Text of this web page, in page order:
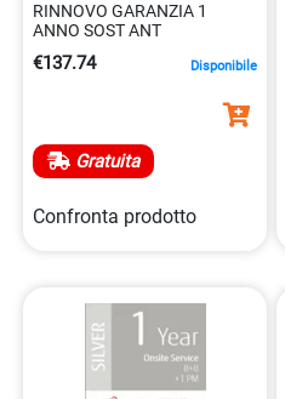
RINNOVO GARANZIA 1
ANNO SOST ANT
€137.74 Disponibile
Gratuita
Confronta prodotto